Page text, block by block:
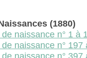
(1880)
naissance n° 1 à
naissance n°
naissance n°